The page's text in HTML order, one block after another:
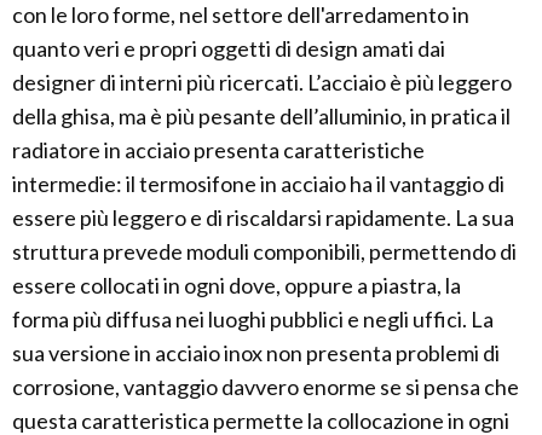
con le loro forme, nel settore dell'arredamento in
quanto veri e propri oggetti di design amati dai
designer di interni più ricercati. L’acciaio è più leggero
della ghisa, ma è più pesante dell’alluminio, in pratica il
radiatore in acciaio presenta caratteristiche
intermedie: il termosifone in acciaio ha il vantaggio di
essere più leggero e di riscaldarsi rapidamente. La sua
struttura prevede moduli componibili, permettendo di
essere collocati in ogni dove, oppure a piastra, la
forma più diffusa nei luoghi pubblici e negli uffici. La
sua versione in acciaio inox non presenta problemi di
corrosione, vantaggio davvero enorme se si pensa che
questa caratteristica permette la collocazione in ogni